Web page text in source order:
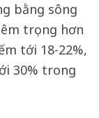
bằng sông
trọng hơn
tới 18-22%,
30% trong